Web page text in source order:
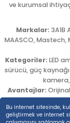
Bu internet sitesinde,
geliştirmek ve internet
ve kurumsal
Markalar: 3A1B
MAASCO, Mastech,
Kategoriler: LED
sürücü, güç
Avantajlar:
Adres: